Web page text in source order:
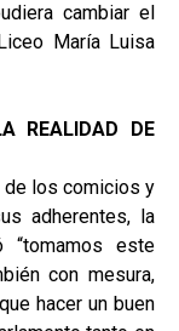
cambiar el
María Luisa
REALIDAD DE
de los comicios y
adherentes, la
“tomamos este
con mesura,
hacer un buen